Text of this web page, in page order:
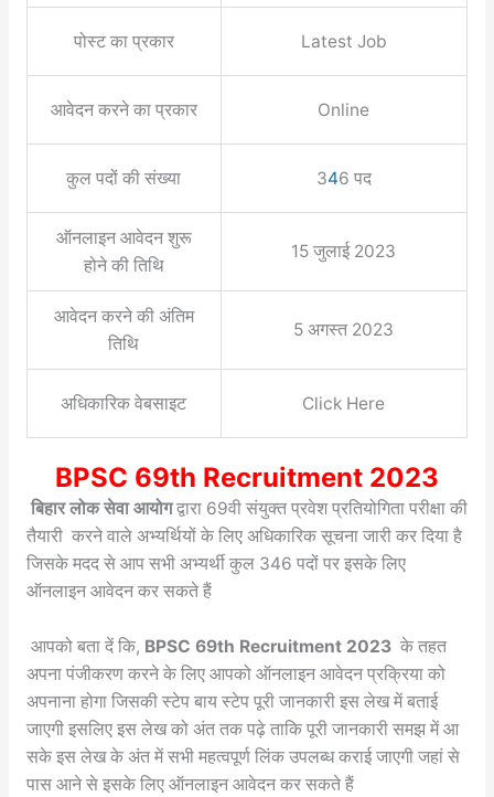
पोस्ट का प्रकार Latest Job
आवेदन करने का प्रकार Online
कुल पदों की संख्या 346 पद
ऑनलाइन आवेदन शुरू
होने की तिथि
15 जुलाई 2023
आवेदन करने की अंतिम
तिथि
5 अगस्त 2023
अधिकारिक वेबसाइट Click Here
BPSC 69th Recruitment 2023
बिहार लोक सेवा आयोगद्वारा 69वी संयुक्त प्रवेश प्रतियोगिता परीक्षा की
तैयारी करने वाले अभ्यर्थियों के लिए अधिकारिक सूचना जारी कर दिया है
जिसके मदद से आप सभी अभ्यर्थी कुल 346 पदों पर इसके लिए
ऑनलाइन आवेदन कर सकते हैं
आपको बता दें कि, BPSC 69th Recruitment 2023 के तहत
अपना पंजीकरण करने के लिए आपको ऑनलाइन आवेदन प्रक्रिया को
अपनाना होगा जिसकी स्टेप बाय स्टेप पूरी जानकारी इस लेख में बताई
जाएगी इसलिए इस लेख को अंत तक पढ़े ताकि पूरी जानकारी समझ में आ
सके इस लेख के अंत में सभी महत्वपूर्ण लिंक उपलब्ध कराई जाएगी जहां से
पास आने से इसके लिए ऑनलाइन आवेदन कर सकते हैं